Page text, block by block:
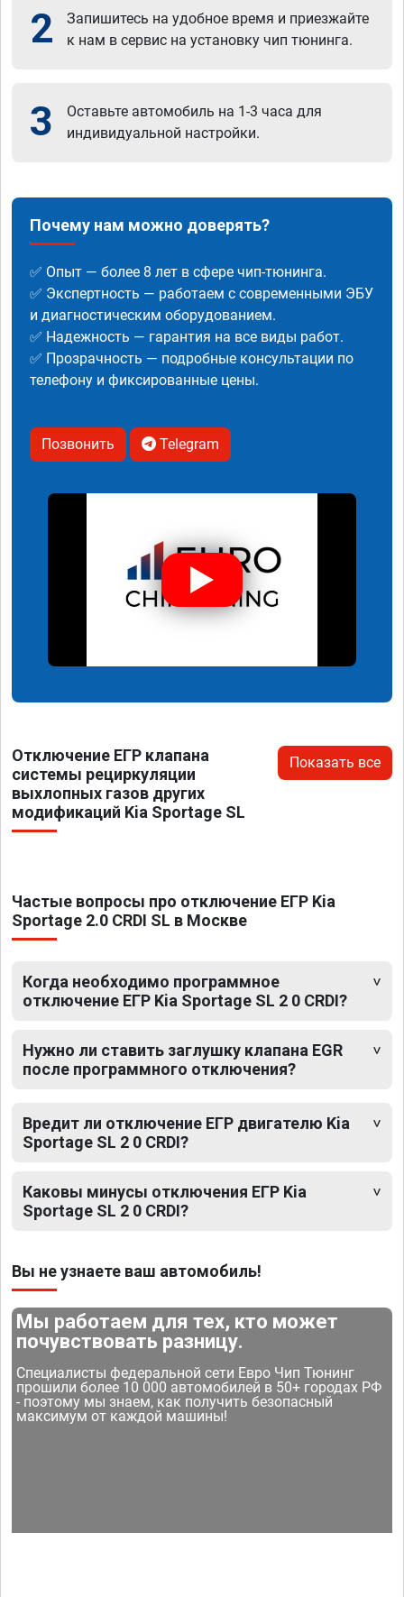
2
Запишитесь на удобное время и приезжайте
к нам в сервис на установку чип тюнинга.
3
Оставьте автомобиль на 1-3 часа для
индивидуальной настройки.
Почему нам можно доверять?
✅ Опыт — более 8 лет в сфере чип-тюнинга.
✅ Экспертность — работаем с современными ЭБУ
и диагностическим оборудованием.
✅ Надежность — гарантия на все виды работ.
✅ Прозрачность — подробные консультации по
телефону и фиксированные цены.
Позвонить Telegram
Отключение ЕГР клапана
системы рециркуляции
выхлопных газов других
модификаций Kia Sportage SL
Показать все
Частые вопросы про отключение ЕГР Kia
Sportage 2.0 CRDI SL в Москве
Когда необходимо программное
отключение ЕГР Kia Sportage SL 2 0 CRDI?
Нужно ли ставить заглушку клапана EGR
после программного отключения?
Вредит ли отключение ЕГР двигателю Kia
Sportage SL 2 0 CRDI?
Каковы минусы отключения ЕГР Kia
Sportage SL 2 0 CRDI?
Вы не узнаете ваш автомобиль!
Мы работаем для тех, кто может
почувствовать разницу.
Специалисты федеральной сети Евро Чип Тюнинг
прошили более 10 000 автомобилей в 50+ городах РФ
- поэтому мы знаем, как получить безопасный
максимум от каждой машины!